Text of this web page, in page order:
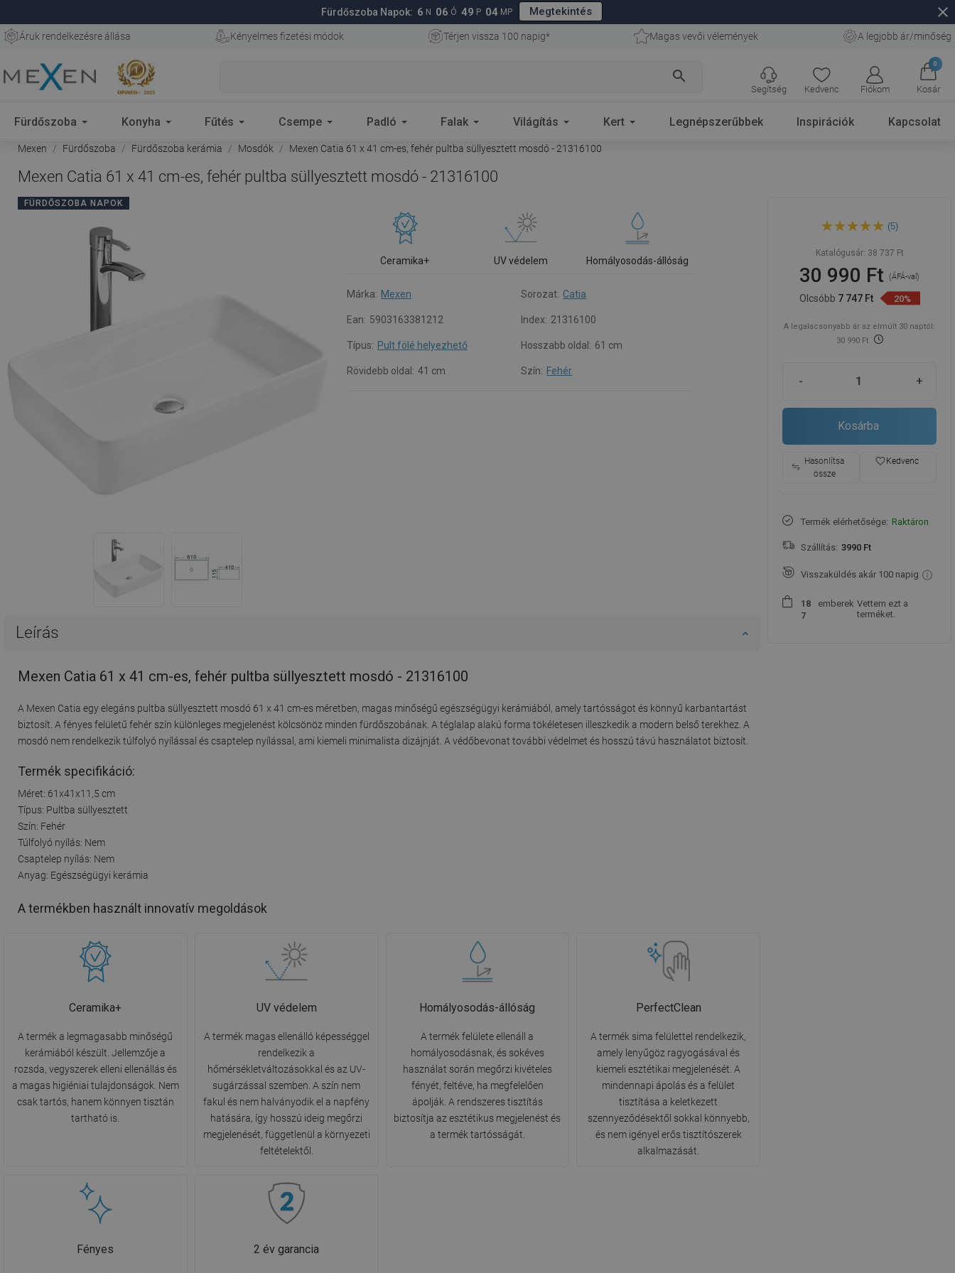
Fürdőszoba Napok: 6 N 06 Ó 49 P 03 MP Megtekintés close
Áruk rendelkezésre állása Kényelmes fizetési módok Térjen vissza 100 napig* Magas vevői vélemények A legjobb ár/minőség
search
Kedvenc Fiókom
0
Kosár
Segítség
Fürdőszoba Konyha Fűtés Csempe Padló Falak Világítás Kert Legnépszerűbbek Inspirációk Kapcsolat
Mexen Fürdőszoba Fürdőszoba kerámia Mosdók Mexen Catia 61 x 41 cm-es, fehér pultba süllyesztett mosdó - 21316100
Mexen Catia 61 x 41 cm-es, fehér pultba süllyesztett mosdó - 21316100
FÜRDŐSZOBA NAPOK
Ceramika+ UV védelem Homályosodás-állóság
Márka: Mexen Sorozat: Catia
Ean: 5903163381212 Index: 21316100
Típus: Pult fölé helyezhető Hosszabb oldal: 61 cm
Rövidebb oldal: 41 cm Szín: Fehér
Leírás
Mexen Catia 61 x 41 cm-es, fehér pultba süllyesztett mosdó - 21316100
A Mexen Catia egy elegáns pultba süllyesztett mosdó 61 x 41 cm-es méretben, magas minőségű egészségügyi kerámiából, amely tartósságot és könnyű karbantartást
biztosít. A fényes felületű fehér szín különleges megjelenést kölcsönöz minden fürdőszobának. A téglalap alakú forma tökéletesen illeszkedik a modern belső terekhez. A
mosdó nem rendelkezik túlfolyó nyílással és csaptelep nyílással, ami kiemeli minimalista dizájnját. A védőbevonat további védelmet és hosszú távú használatot biztosít.
Termék specifikáció:
Méret: 61x41x11,5 cm
Típus: Pultba süllyesztett
Szín: Fehér
Túlfolyó nyílás: Nem
Csaptelep nyílás: Nem
Anyag: Egészségügyi kerámia
A termékben használt innovatív megoldások
Ceramika+
A termék a legmagasabb minőségű
kerámiából készült. Jellemzője a
rozsda, vegyszerek elleni ellenállás és
a magas higiéniai tulajdonságok. Nem
csak tartós, hanem könnyen tisztán
tartható is.
UV védelem
A termék magas ellenálló képességgel
rendelkezik a
hőmérsékletváltozásokkal és az UV-
sugárzással szemben. A szín nem
fakul és nem halványodik el a napfény
hatására, így hosszú ideig megőrzi
megjelenését, függetlenül a környezeti
feltételektől.
Homályosodás-állóság
A termék felülete ellenáll a
homályosodásnak, és sokéves
használat során megőrzi kivételes
fényét, feltéve, ha megfelelően
ápolják. A rendszeres tisztítás
biztosítja az esztétikus megjelenést és
a termék tartósságát.
PerfectClean
A termék sima felülettel rendelkezik,
amely lenyűgöz ragyogásával és
kiemeli esztétikai megjelenését. A
mindennapi ápolás és a felület
tisztítása a keletkezett
szennyeződésektől sokkal könnyebb,
és nem igényel erős tisztítószerek
alkalmazását.
Fényes 2 év garancia
fehér pultba süllyesztett
(5)
Katalógusár: 38 737 Ft
30 990 Ft(ÁFÁ-val)
Olcsóbb 7 747 Ft 20%
A legalacsonyabb ár az elmúlt 30 naptól:
30 990 Ft
- +
Kosárba
Hasonlítsa
össze
favorite_borderKedvenc
Termék elérhetősége: Raktáron
Szállítás: 3990 Ft
Visszaküldés akár 100 napig
1 8
7
emberek Vettem ezt a
terméket.